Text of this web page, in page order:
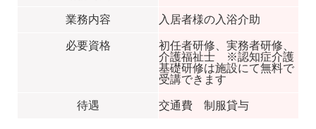
業務内容 入居者様の入浴介助
必要資格
初任者研修、実務者研修、
介護福祉士 ※認知症介護
基礎研修は施設にて無料で
受講できます
待遇 交通費 制服貸与